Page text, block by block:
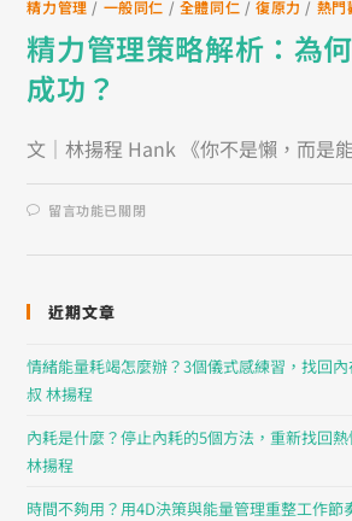
精力管理 / 一般同仁 / 全體同仁 /復原力 / 熱門
精力管理策略解析：為
成功？
文｜林揚程 Hank 《你不是懶，而是
留言功能已關閉
近期文章
情緒能量耗竭怎麼辦？3個儀式感練習，找回
叔 林揚程
內耗是什麼？停止內耗的5個方法，重新找回
林揚程
時間不夠用？用4D決策與能量管理重整工作節